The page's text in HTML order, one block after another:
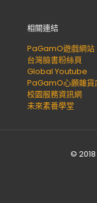
相關連結
PaGamO遊戲網站
台灣臉書粉絲頁
Global Youtube
PaGamO心願雜貨
校園服務資訊網
未來素養學堂
©